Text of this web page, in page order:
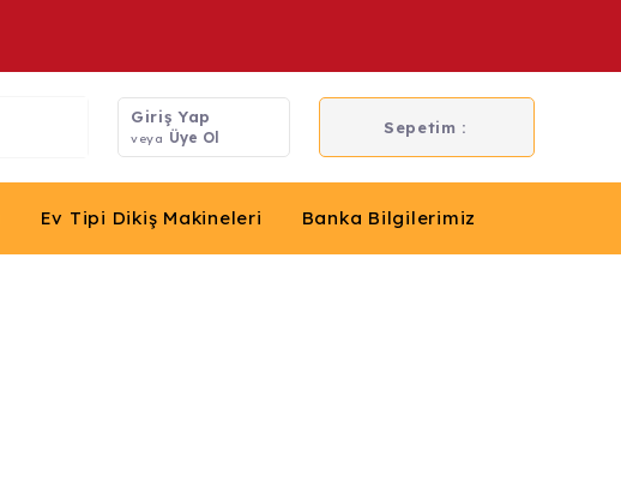
Giriş Yap
veya Üye Ol
Sepetim :
Ev Tipi Dikiş Makineleri Banka Bilgilerimiz